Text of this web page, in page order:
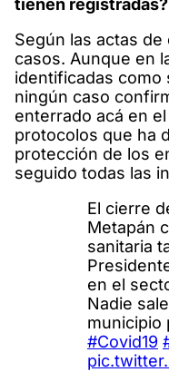
tienen registradas?
Según las actas
casos. Aunque en
identificadas como
ningún caso
enterrado acá en
protocolos que ha
protección de los
seguido todas las
El cierre
Metapán
sanitaria
en el
Nadie
municipio
#Covid19